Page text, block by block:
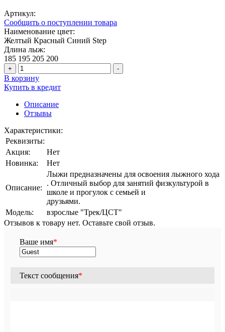
Артикул:
Сообщить о поступлении товара
Наименование цвет:
Желтый Красный Синий Step
Длина лыж:
185 195 205 200
+ -
В корзину
Купить в кредит
Описание
Отзывы
Характеристики:
Реквизиты:
Акция:
Нет
Новинка:
Нет
Описание:
Лыжи предназначены для освоения лыжного хода
. Отличный выбор для занятий физкультурой в
школе и прогулок с семьей и
друзьями.
Модель:
взрослые "Трек/ЦСТ"
Отзывов к товару нет. Оставьте свой отзыв.
Ваше имя*
Текст сообщения*